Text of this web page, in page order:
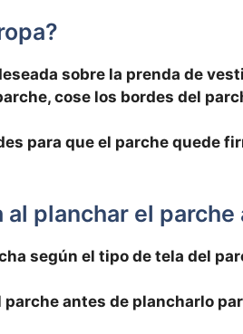
sobre la prenda de
cose los bordes del⁤
para que el parche ⁣quede
planchar el parche
según‍ el ​tipo de tela⁤ del
parche antes de plancharlo